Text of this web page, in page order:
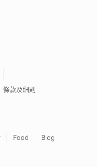
條款及細則
Food
Blog